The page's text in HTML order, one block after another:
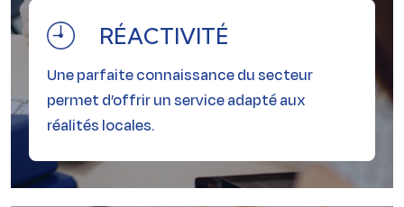
RÉACTIVITÉ
Une parfaite connaissance du secteur
permet d’offrir un service adapté aux
réalités locales.RÉACTIVITÉ